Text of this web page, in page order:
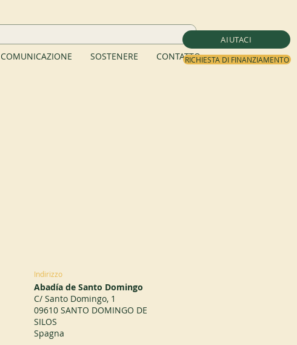
AIUTACI
RICHIESTA DI FINANZIAMENTO
COMUNICAZIONE SOSTENERE CONTATTO
Indirizzo
Abadía de Santo Domingo
C/ Santo Domingo, 1
09610 SANTO DOMINGO DE
SILOS
Spagna